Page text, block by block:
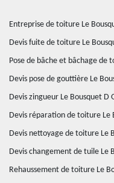
Entreprise de toiture Le
Devis fuite de toiture Le
Pose de bâche et bâchage de
Devis pose de gouttière Le
Devis zingueur Le Bousquet D
Devis réparation de toiture Le
Devis nettoyage de toiture Le
Devis changement de tuile Le
Rehaussement de toiture Le